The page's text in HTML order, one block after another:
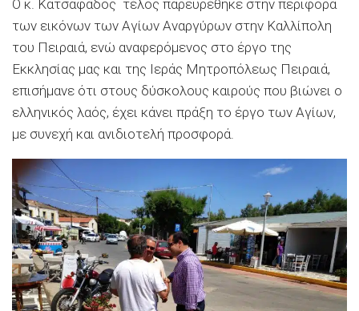
Ο κ. Κατσαφάδος τέλος παρευρέθηκε στην περιφορά
των εικόνων των Αγίων Αναργύρων στην Καλλίπολη
του Πειραιά, ενώ αναφερόμενος στο έργο της
Εκκλησίας μας και της Ιεράς Μητροπόλεως Πειραιά,
επισήμανε ότι στους δύσκολους καιρούς που βιώνει ο
ελληνικός λαός, έχει κάνει πράξη το έργο των Αγίων,
με συνεχή και ανιδιοτελή προσφορά.